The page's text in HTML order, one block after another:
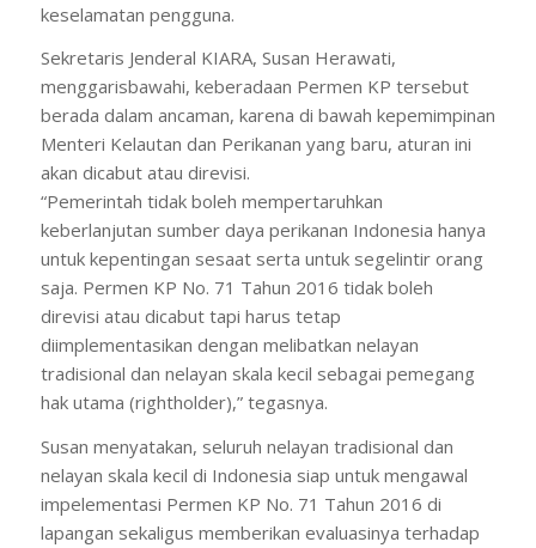
keselamatan pengguna.
Sekretaris Jenderal KIARA, Susan Herawati,
menggarisbawahi, keberadaan Permen KP tersebut
berada dalam ancaman, karena di bawah kepemimpinan
Menteri Kelautan dan Perikanan yang baru, aturan ini
akan dicabut atau direvisi.
“Pemerintah tidak boleh mempertaruhkan
keberlanjutan sumber daya perikanan Indonesia hanya
untuk kepentingan sesaat serta untuk segelintir orang
saja. Permen KP No. 71 Tahun 2016 tidak boleh
direvisi atau dicabut tapi harus tetap
diimplementasikan dengan melibatkan nelayan
tradisional dan nelayan skala kecil sebagai pemegang
hak utama (rightholder),” tegasnya.
Susan menyatakan, seluruh nelayan tradisional dan
nelayan skala kecil di Indonesia siap untuk mengawal
impelementasi Permen KP No. 71 Tahun 2016 di
lapangan sekaligus memberikan evaluasinya terhadap